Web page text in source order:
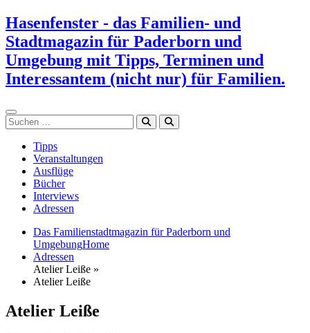
Zum
Inhalt
springen
Hasenfenster - das Familien- und
Stadtmagazin für Paderborn und
Umgebung mit Tipps, Terminen und
Interessantem (nicht nur) für Familien.
Suchen
Tipps
Veranstaltungen
Ausflüge
Bücher
Interviews
Adressen
Das Familienstadtmagazin für Paderborn und
UmgebungHome
Adressen
Atelier Leiße »
Atelier Leiße
Atelier Leiße